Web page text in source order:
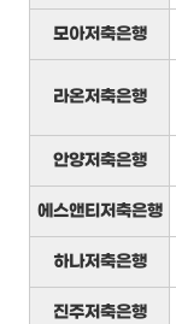
모아저축은행
라온저축은행
안양저축은행
에스앤티저축은행
하나저축은행
진주저축은행